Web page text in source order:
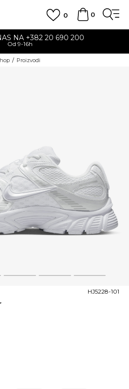
0
0
NA +382 20 690 200
Od 9-16h
Proizvodi
3 4 5
HJ5228-101